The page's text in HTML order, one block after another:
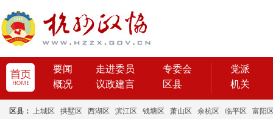
要闻 走进委员
专委会
概况
议政建言 区县
党派
机关
区县： 上城区 拱墅区 西湖区 滨江区 钱塘区 萧山区 余杭区 临平区 富阳